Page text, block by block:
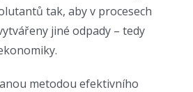
tak, aby v procesech
jiné odpady – tedy
metodou efektivního